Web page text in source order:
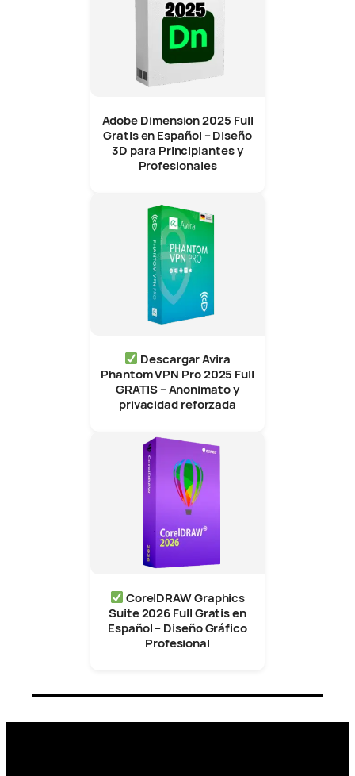
Adobe Dimension 2025 Full
Gratis en Español – Diseño
3D para Principiantes y
Profesionales
Descargar Avira
Phantom VPN Pro 2025 Full
GRATIS – Anonimato y
privacidad reforzada
CorelDRAW Graphics
Suite 2026 Full Gratis en
Español – Diseño Gráfico
Profesional